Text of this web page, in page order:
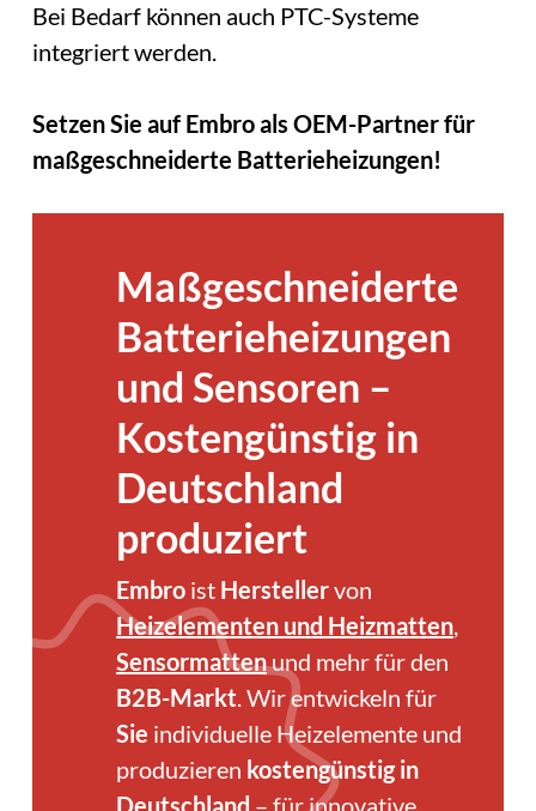
Bei Bedarf können auch PTC-Systeme
integriert werden.
Setzen Sie auf Embro als OEM-Partner für
maßgeschneiderte Batterieheizungen!
Maßge­schnei­derte
Batterie­heizungen
und Sensoren –
Kosten­­günstig in
Deutschland
produziert
Embro ist Herstellervon
Heizelementen und Heizmatten,
Sensormattenund mehr für den
B2B-Markt. Wir entwickeln für
Sie individuelle Heizelemente und
produzieren kostengünstig in
Deutschland – für innovative